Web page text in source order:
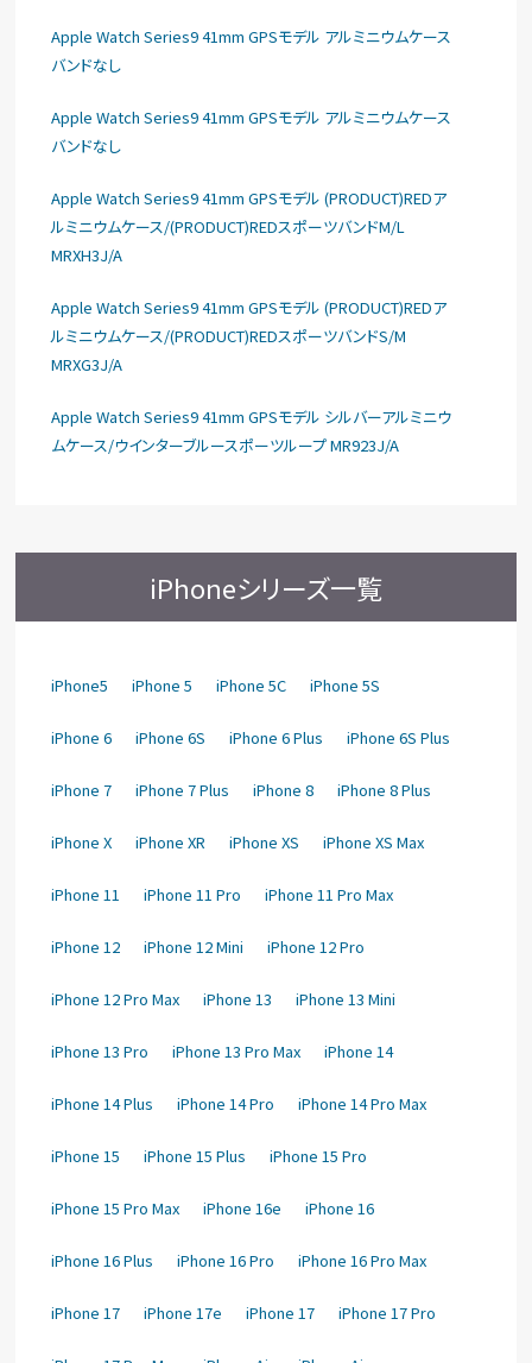
Apple Watch Series9 41mm GPSモデル アルミニウムケース
バンドなし
Apple Watch Series9 41mm GPSモデル アルミニウムケース
バンドなし
Apple Watch Series9 41mm GPSモデル (PRODUCT)REDア
ルミニウムケース/(PRODUCT)REDスポーツバンドM/L
MRXH3J/A
Apple Watch Series9 41mm GPSモデル (PRODUCT)REDア
ルミニウムケース/(PRODUCT)REDスポーツバンドS/M
MRXG3J/A
Apple Watch Series9 41mm GPSモデル シルバーアルミニウ
ムケース/ウインターブルースポーツループ MR923J/A
iPhoneシリーズ一覧
iPhone5 iPhone 5 iPhone 5C iPhone 5S
iPhone 6 iPhone 6S iPhone 6 Plus iPhone 6S Plus
iPhone 7 iPhone 7 Plus iPhone 8 iPhone 8 Plus
iPhone X iPhone XR iPhone XS iPhone XS Max
iPhone 11 iPhone 11 Pro iPhone 11 Pro Max
iPhone 12 iPhone 12 Mini iPhone 12 Pro
iPhone 12 Pro Max iPhone 13 iPhone 13 Mini
iPhone 13 Pro iPhone 13 Pro Max iPhone 14
iPhone 14 Plus iPhone 14 Pro iPhone 14 Pro Max
iPhone 15 iPhone 15 Plus iPhone 15 Pro
iPhone 15 Pro Max iPhone 16e iPhone 16
iPhone 16 Plus iPhone 16 Pro iPhone 16 Pro Max
iPhone 17 iPhone 17e iPhone 17 iPhone 17 Pro